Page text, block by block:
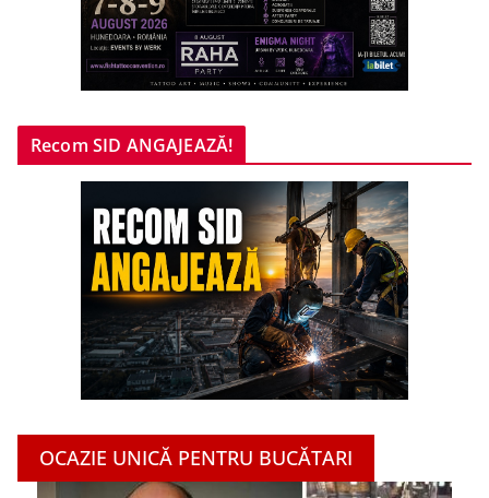
Recom SID ANGAJEAZĂ!
OCAZIE UNICĂ PENTRU BUCĂTARI